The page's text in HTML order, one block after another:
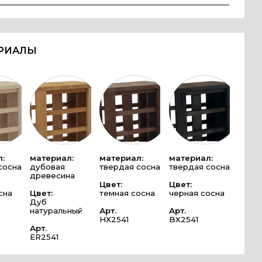
материал:
дубовая
древесина
Цвет:
Дуб
натуральный
Арт.
ER2541
материал:
твердая сосна
Цвет:
темная сосна
Арт.
HX2541
материал:
твердая сосна
Цвет:
черная сосна
Арт.
BX2541